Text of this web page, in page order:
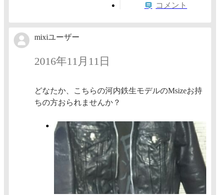
コメント
mixiユーザー
2016年11月11日
どなたか、こちらの河内鉄生モデルのMsizeお持
ちの方おられませんか？